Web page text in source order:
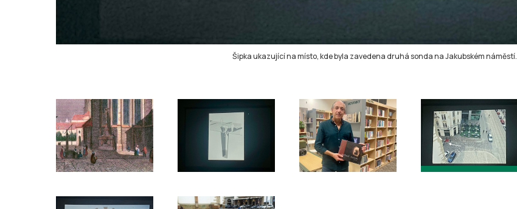
Šipka ukazující na místo, kde byla zavedena druhá sonda na Jakubském náměstí.